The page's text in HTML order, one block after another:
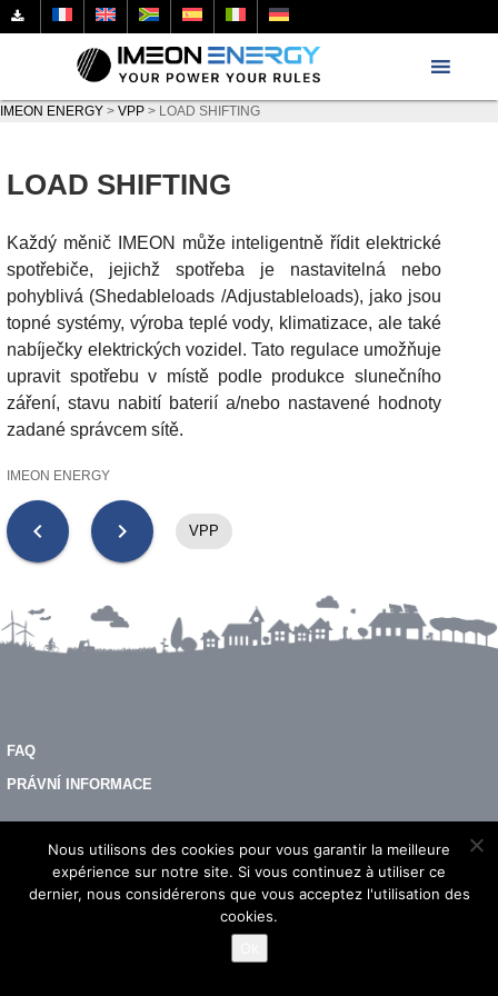
IMEON ENERGY > VPP > LOAD SHIFTING
LOAD SHIFTING
Každý měnič IMEON může inteligentně řídit elektrické
spotřebiče, jejichž spotřeba je nastavitelná nebo
pohyblivá (Shedableloads /Adjustableloads), jako jsou
topné systémy, výroba teplé vody, klimatizace, ale také
nabíječky elektrických vozidel. Tato regulace umožňuje
upravit spotřebu v místě podle produkce slunečního
záření, stavu nabití baterií a/nebo nastavené hodnoty
zadané správcem sítě.
IMEON ENERGY
chevron_left chevron_right VPP
FAQ
PRÁVNÍ INFORMACE
© 2026 - Imeon Energy
Nous utilisons des cookies pour vous garantir la meilleure
expérience sur notre site. Si vous continuez à utiliser ce
dernier, nous considérerons que vous acceptez l'utilisation des
cookies.